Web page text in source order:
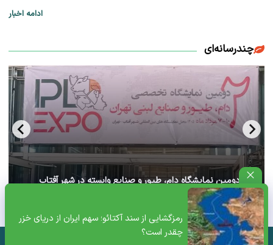
رمزگشایی از سند آکتائو؛ سهم ایران از دریای خزر
چقدر است؟
ادامه اخبار
چندرسانه‌ای
آغاز دومین نمایشگاه دام، طیور و صنایع وابسته در شهر آفتاب
تهران+ ویدئو